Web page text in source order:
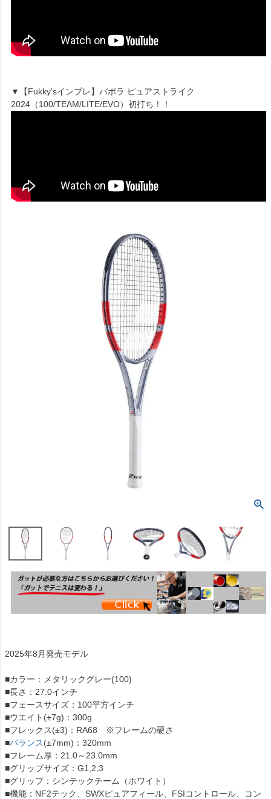
▼【Fukky'sインプレ】バボラ ピュアストライク
2024（100/TEAM/LITE/EVO）初打ち！！
2025年8月発売モデル
■カラー：メタリックグレー(100)
■長さ：27.0インチ
■フェースサイズ：100平方インチ
■ウエイト(±7g)：300g
■フレックス(±3)：RA68 ※フレームの硬さ
■バランス(±7mm)：320mm
■フレーム厚：21.0～23.0mm
■グリップサイズ：G1,2,3
■グリップ：シンテックチーム（ホワイト）
■機能：NF2テック、SWXピュアフィール、FSIコントロール、コン